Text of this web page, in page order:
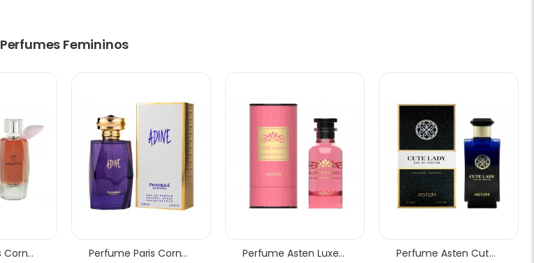
Perfumes Femininos
Perfume Paris Corner Pendora Life is Beautiful EDP Feminino 100ml Perfume Paris Corner Pendora Adine EDP Feminino 100ml Perfume Asten Luxe Vision Chant on you EDP Feminino 100ml Perfume Asten Cute Lady EDP Feminino 100ml